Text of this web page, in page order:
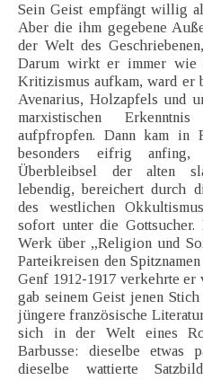
Sein Geist empfängt willig
Aber die ihm gegebene
der Welt des
Darum wirkt er immer
Kritizismus aufkam, ward er
Avenarius, Holzapfels und
marxistischen
aufpfropfen. Dann kam in
besonders eifrig
Überbleibsel der alten
lebendig, bereichert durch
des westlichen
sofort unter die
Werk über „Religion und
Parteikreisen den
Genf 1912-1917 verkehrte
gab seinem Geist jenen
jüngere französische
sich in der Welt eines
Barbusse: dieselbe etwas
dieselbe wattierte